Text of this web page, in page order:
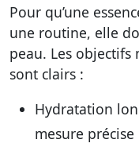
Pour qu’une
une routine, elle
peau. Les
sont clairs :
Hydratation
mesure